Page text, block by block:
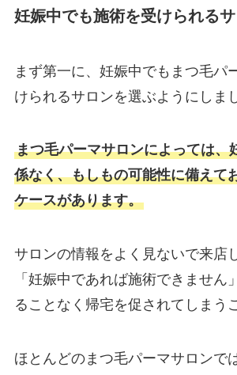
妊娠中でも施術を受けられる
まず第一に、妊娠中でもまつ毛パ
けられるサロンを選ぶようにしま
まつ毛パーマサロンによっては、
係なく、もしもの可能性に備えて
ケースがあります。
サロンの情報をよく見ないで来店
「妊娠中であれば施術できません
ることなく帰宅を促されてしまう
ほとんどのまつ毛パーマサロンで